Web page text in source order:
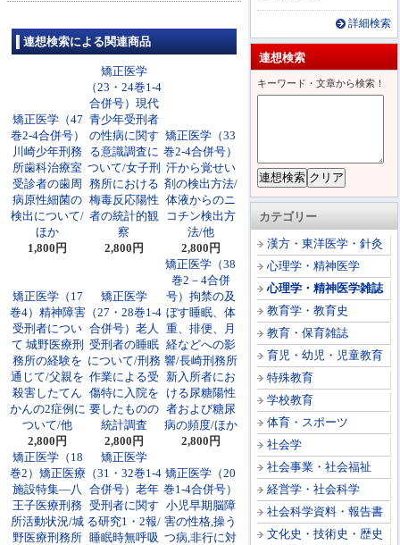
詳細検索
連想検索
キーワード・文章から検索！
カテゴリー
漢方・東洋医学・針灸
心理学・精神医学
心理学・精神医学雑誌
教育学・教育史
教育・保育雑誌
育児・幼児・児童教育
特殊教育
学校教育
体育・スポーツ
社会学
社会事業・社会福祉
経営学・社会科学
社会科学資料・報告書
文化史・技術史・歴史
連想検索による関連商品
矯正医学（47
巻2-4合併号）
川崎少年刑務
所歯科治療室
受診者の歯周
病原性細菌の
検出について/
ほか
1,800円
矯正医学
（23・24巻1-4
合併号）現代
青少年受刑者
の性病に関す
る意識調査に
ついて/女子刑
務所における
梅毒反応陽性
者の統計的観
察
2,800円
矯正医学（33
巻2-4合併号）
汗から覚せい
剤の検出方法/
体液からのニ
コチン検出方
法/他
2,800円
矯正医学（17
巻4）精神障害
受刑者につい
て 城野医療刑
務所の経験を
通じて/父親を
殺害したてん
かんの2症例に
ついて/他
2,800円
矯正医学
（27・28巻1-4
合併号）老人
受刑者の睡眠
について/刑務
作業による受
傷特に入院を
要したものの
統計調査
2,800円
矯正医学（38
巻2－4合併
号）拘禁の及
ぼす睡眠、体
重、排便、月
経などへの影
響/長崎刑務所
新入所者にお
ける尿糖陽性
者および糖尿
病の頻度/ほか
2,800円
矯正医学（18
巻2）矯正医療
施設特集―八
王子医療刑務
所活動状況/城
野医療刑務所
矯正医学
（31・32巻1-4
合併号）老年
受刑者に関す
る研究1・2報/
睡眠時無呼吸
矯正医学（20
巻1-4合併号）
小児早期脳障
害の性格,操う
つ病,非行に対